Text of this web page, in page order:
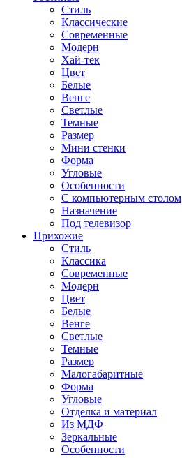
Стиль
Классические
Современные
Модерн
Хай-тек
Цвет
Белые
Венге
Светлые
Темные
Размер
Мини стенки
Форма
Угловые
Особенности
С компьютерным столом
Назначение
Под телевизор
Прихожие
Стиль
Классика
Современные
Модерн
Цвет
Белые
Венге
Светлые
Темные
Размер
Малогабаритные
Форма
Угловые
Отделка и материал
Из МДФ
Зеркальные
Особенности